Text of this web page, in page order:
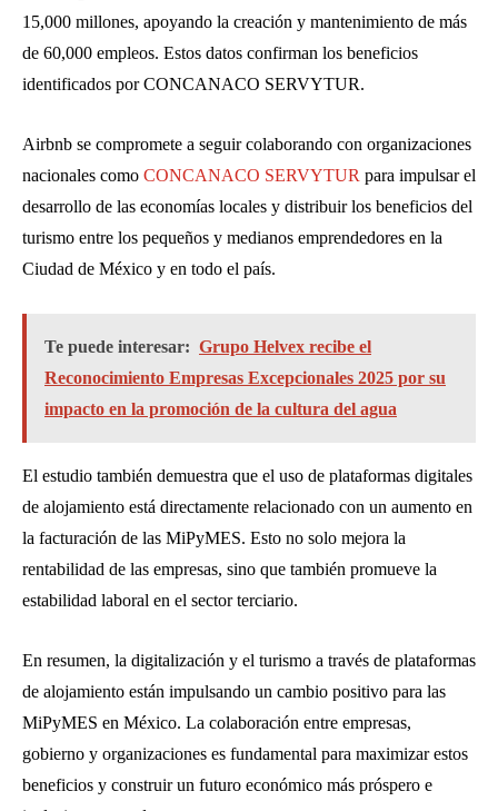
15,000 millones, apoyando la creación y mantenimiento de más
de 60,000 empleos. Estos datos confirman los beneficios
identificados por CONCANACO SERVYTUR.
Airbnb se compromete a seguir colaborando con organizaciones
nacionales como CONCANACO SERVYTUR para impulsar el
desarrollo de las economías locales y distribuir los beneficios del
turismo entre los pequeños y medianos emprendedores en la
Ciudad de México y en todo el país.
Te puede interesar: Grupo Helvex recibe el
Reconocimiento Empresas Excepcionales 2025 por su
impacto en la promoción de la cultura del agua
El estudio también demuestra que el uso de plataformas digitales
de alojamiento está directamente relacionado con un aumento en
la facturación de las MiPyMES. Esto no solo mejora la
rentabilidad de las empresas, sino que también promueve la
estabilidad laboral en el sector terciario.
En resumen, la digitalización y el turismo a través de plataformas
de alojamiento están impulsando un cambio positivo para las
MiPyMES en México. La colaboración entre empresas,
gobierno y organizaciones es fundamental para maximizar estos
beneficios y construir un futuro económico más próspero e